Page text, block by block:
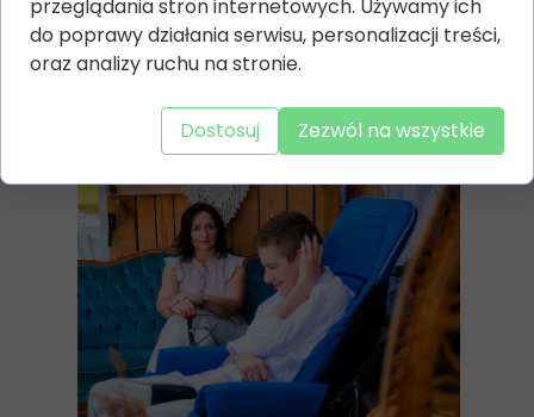
przeglądania stron internetowych. Używamy ich
do poprawy działania serwisu, personalizacji treści,
oraz analizy ruchu na stronie.
Dostosuj Zezwól na wszystkie